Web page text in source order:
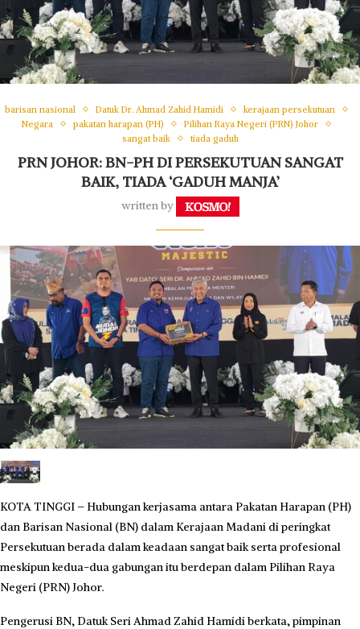
barisan nasional Datuk Dr. Ahmad Zahid Hamidi
kerajaan persekutuan
Negara
pakatan harapan (PH)
Pilihan Raya Negeri (PRN) Johor
sangat baik
tiada gaduh
PRN JOHOR: BN-PH DI PERSEKUTUAN SANGAT
BAIK, TIADA ‘GADUH MANJA’
written by
KOTA TINGGI – Hubungan kerjasama antara Pakatan Harapan (PH)
dan Barisan Nasional (BN) dalam Kerajaan Madani di peringkat
Persekutuan berada dalam keadaan sangat baik serta profesional
meskipun kedua-dua gabungan itu berdepan dalam Pilihan Raya
Negeri (PRN) Johor.
Pengerusi BN, Datuk Seri Ahmad Zahid Hamidi berkata, pimpinan